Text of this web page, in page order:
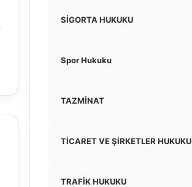
SİGORTA HUKUKU
Spor Hukuku
TAZMİNAT
TİCARET VE ŞİRKETLER HUKUKU
TRAFİK HUKUKU